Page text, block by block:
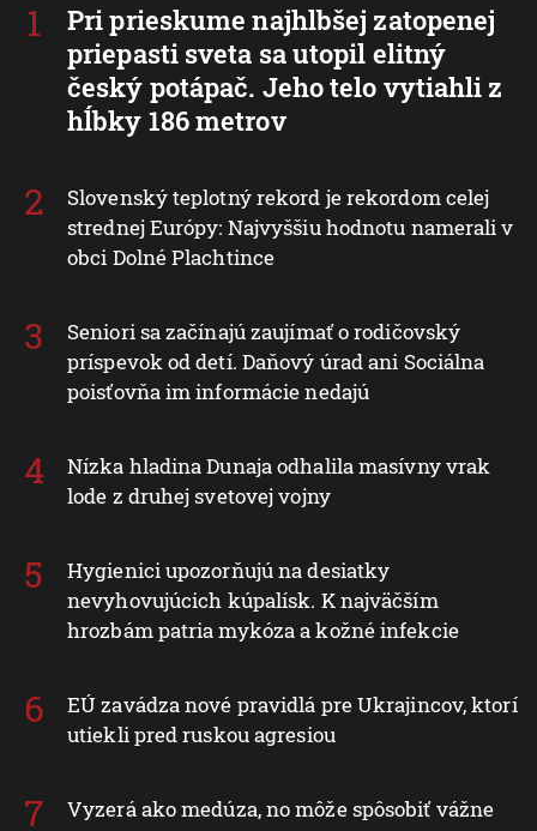
Pri prieskume najhlbšej zatopenej
priepasti sveta sa utopil elitný
český potápač. Jeho telo vytiahli z
hĺbky 186 metrov
Slovenský teplotný rekord je rekordom celej
strednej Európy: Najvyššiu hodnotu namerali v
obci Dolné Plachtince
Seniori sa začínajú zaujímať o rodičovský
príspevok od detí. Daňový úrad ani Sociálna
poisťovňa im informácie nedajú
Nízka hladina Dunaja odhalila masívny vrak
lode z druhej svetovej vojny
Hygienici upozorňujú na desiatky
nevyhovujúcich kúpalísk. K najväčším
hrozbám patria mykóza a kožné infekcie
EÚ zavádza nové pravidlá pre Ukrajincov, ktorí
utiekli pred ruskou agresiou
Vyzerá ako medúza, no môže spôsobiť vážne